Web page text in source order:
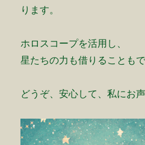
ります。
ホロスコープを活用し、
星たちの力も借りることもで
どうぞ、安心して、私にお